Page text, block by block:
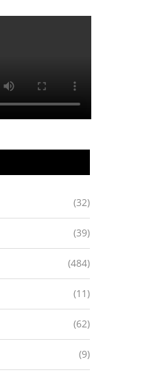
(32)
(39)
(484)
(11)
(62)
(9)